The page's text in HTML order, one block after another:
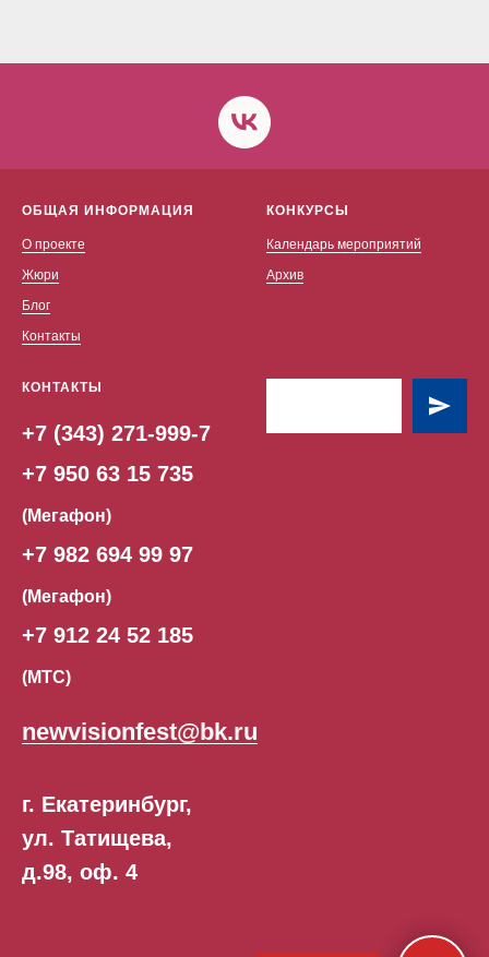
ОБЩАЯ ИНФОРМАЦИЯ
О проекте
Жюри
Блог
Контакты
КОНКУРСЫ
Календарь мероприятий
Архив
КОНТАКТЫ
+7 (343) 271-999-7
+7 950 63 15 735
(Мегафон)
+7 982 694 99 97
(Мегафон)
+7 912 24 52 185
(МТС)
newvisionfest@bk.ru
г. Екатеринбург,
ул. Татищева,
д.98, оф. 4